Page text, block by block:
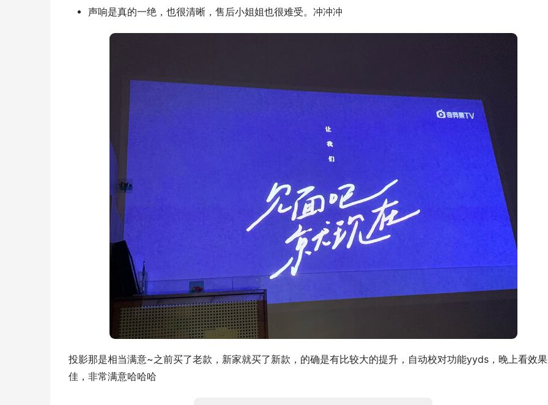
声响是真的一绝，也很清晰，售后小姐姐也很难受。冲冲冲
投影那是相当满意~之前买了老款，新家就买了新款，的确是有比较大的提升，自动校对功能yyds，晚上看效
佳，非常满意哈哈哈